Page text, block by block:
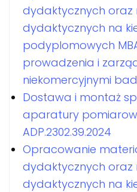
dydaktycznych oraz
dydaktycznych na
podyplomowych
prowadzenia i
niekomercyjnymi
Dostawa i montaż
aparatury
ADP.2302.39.2024
Opracowanie
dydaktycznych oraz
dydaktycznych na